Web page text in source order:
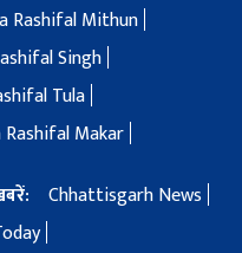
Rashifal Mithun
Singh
Tula
Rashifal Makar
Chhattisgarh News